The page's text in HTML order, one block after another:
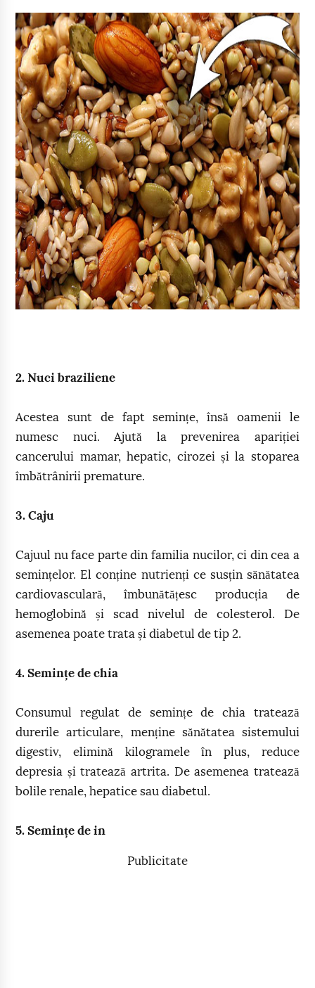
2. Nuci braziliene
Acestea sunt de fapt semințe, însă oamenii le
numesc nuci. Ajută la prevenirea apariției
cancerului mamar, hepatic, cirozei și la stoparea
îmbătrânirii premature.
3. Caju
Cajuul nu face parte din familia nucilor, ci din cea a
semințelor. El conține nutrienți ce susțin sănătatea
cardiovasculară, îmbunătățesc producția de
hemoglobină și scad nivelul de colesterol. De
asemenea poate trata și diabetul de tip 2.
4. Semințe de chia
Consumul regulat de semințe de chia tratează
durerile articulare, menține sănătatea sistemului
digestiv, elimină kilogramele în plus, reduce
depresia și tratează artrita. De asemenea tratează
bolile renale, hepatice sau diabetul.
5. Semințe de in
Publicitate